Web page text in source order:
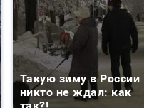
Такую зиму в России
никто не ждал: как